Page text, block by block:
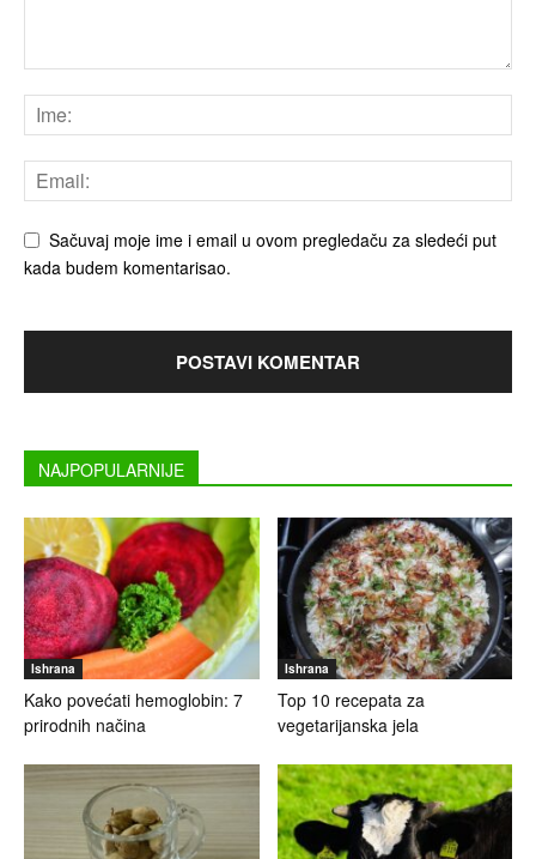
Sačuvaj moje ime i email u ovom pregledaču za sledeći put
kada budem komentarisao.
NAJPOPULARNIJE
Ishrana
Kako povećati hemoglobin: 7
prirodnih načina
Ishrana
Top 10 recepata za
vegetarijanska jela